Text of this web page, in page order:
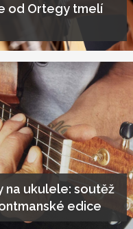
od Ortegy tmelí
na ukulele: soutěž
edice